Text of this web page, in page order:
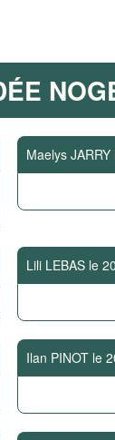
Maelys JARRY
Lili LEBAS le
Ilan PINOT le